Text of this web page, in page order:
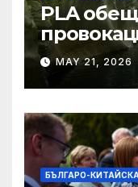
PLA
MAY 21, 2026
БЪЛГАРО-